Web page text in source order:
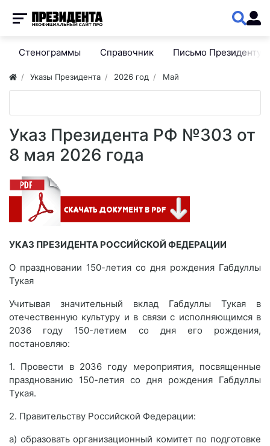
Стенограммы Справочник Письмо Президенту
Указы Президента 2026 год Май
Указ Президента РФ №303 от
8 мая 2026 года
УКАЗ ПРЕЗИДЕНТА РОССИЙСКОЙ ФЕДЕРАЦИИ
О праздновании 150-летия со дня рождения Габдуллы
Тукая
Учитывая значительный вклад Габдуллы Тукая в
отечественную культуру и в связи с исполняющимся в
2036 году 150-летием со дня его рождения,
постановляю:
1. Провести в 2036 году мероприятия, посвященные
празднованию 150-летия со дня рождения Габдуллы
Тукая.
2. Правительству Российской Федерации:
а) образовать организационный комитет по подготовке